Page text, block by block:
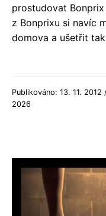
prostudovat
z Bonprixu si navíc
domova a ušetřit
Publikováno: 13. 11.
2026